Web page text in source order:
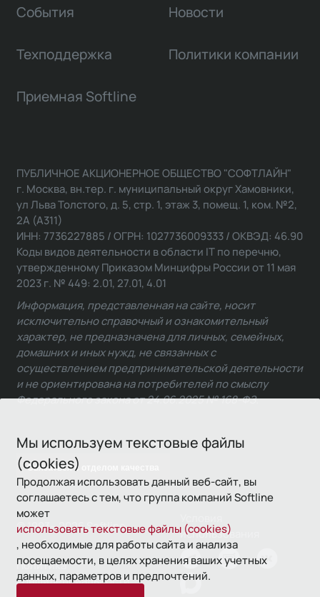
Мы используем текстовые файлы
(cookies)
Продолжая использовать данный веб-сайт, вы
соглашаетесь с тем, что группа компаний Softline
может
использовать текстовые файлы (cookies)
, необходимые для работы сайта и анализа
посещаемости, в целях хранения ваших учетных
данных, параметров и предпочтений.
События Новости
Техподдержка Политики компании
Приемная Softline
Связаться с отделом качества
ПУБЛИЧНОЕ АКЦИОНЕРНОЕ ОБЩЕСТВО "СОФТЛАЙН"
г. Москва, вн.тер. г. муниципальный округ Хамовники,
ул Льва Толстого, д. 5, стр. 1, этаж 3, помещ. 1, ком. №2,
2А (А311)
ИНН: 7736227885 / ОГРН: 1027736009333 / ОКВЭД: 46.90
Коды видов деятельности в области IT по перечню,
утвержденному Приказом Минцифры России от 11 мая
2023 г. № 449: 2.01, 27.01, 4.01
Информация, представленная на сайте, носит
исключительно справочный и ознакомительный
характер, не предназначена для личных, семейных,
домашних и иных нужд, не связанных с
осуществлением предпринимательской деятельности
и не ориентирована на потребителей по смыслу
Федерального закона от 24.06.2025 № 168-ФЗ.
© 1993—2026 Softline
использования
Политика
конфиденциальности